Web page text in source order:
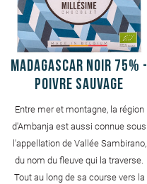
MADAGASCAR Noir 75% -
Poivre sauvage
Entre mer et montagne, la région
d'Ambanja est aussi connue sous
l'appellation de Vallée Sambirano,
du nom du fleuve qui la traverse.
Tout au long de sa course vers la